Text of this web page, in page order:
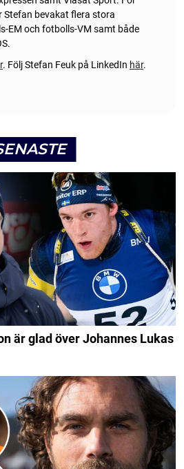
Stefan bevakat flera stora
EM och fotbolls-VM samt både
. Följ Stefan Feuk på LinkedIn här.
är glad över Johannes Lukas